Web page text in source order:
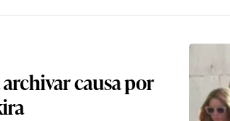
causa por